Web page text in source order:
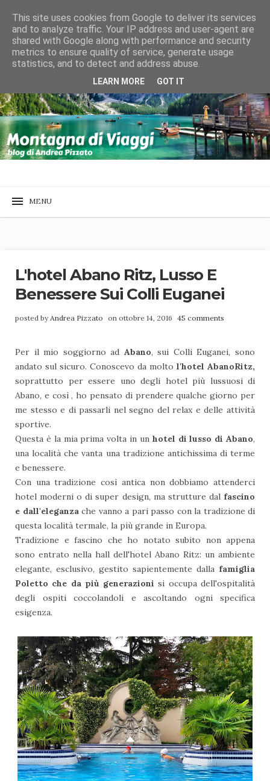
L'hotel Abano Ritz, Lusso E
Benessere Sui Colli Euganei
posted by Andrea Pizzato on ottobre 14, 2016 45 comments
Per il mio soggiorno ad Abano, sui Colli Euganei, sono
andato sul sicuro. Conoscevo da molto l'hotel AbanoRitz,
soprattutto per essere uno degli hotel più lussuosi di
Abano, e così , ho pensato di prendere qualche giorno per
me stesso e di passarli nel segno del relax e delle attività
sportive.
Questa è la mia prima volta in un hotel di lusso di Abano,
una località che vanta una tradizione antichissima di terme
e benessere.
Con una tradizione così antica non dobbiamo attenderci
hotel moderni o di super design, ma strutture dal fascino
e dall'eleganza che vanno a pari passo con la tradizione di
questa località termale, la più grande in Europa.
Tradizione e fascino che ho notato subito non appena
sono entrato nella hall dell'hotel Abano Ritz: un ambiente
elegante, esclusivo, gestito sapientemente dalla famiglia
Poletto che da più generazioni si occupa dell'ospitalità
degli ospiti coccolandoli e ascoltando ogni specifica
esigenza.
This site uses cookies from Google to deliver its services
and to analyze traffic. Your IP address and user-agent are
shared with Google along with performance and security
metrics to ensure quality of service, generate usage
statistics, and to detect and address abuse.
LEARN MORE GOT IT